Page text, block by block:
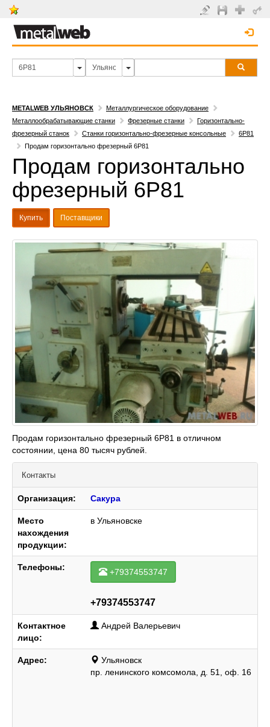
METALWEB УЛЬЯНОВСК
Металлургическое оборудование
Металлообрабатывающие станки
Фрезерные станки
Горизонтально-
фрезерный станок
Станки горизонтально-фрезерные консольные
6Р81
Продам горизонтально фрезерный 6Р81
Продам горизонтально
фрезерный 6Р81
Купить Поставщики
Продам горизонтально фрезерный 6Р81 в отличном
состоянии, цена 80 тысяч рублей.
Контакты
Организация: Сакура
Место
нахождения
продукции:
в Ульяновске
Телефоны: +79374553747
+79374553747
Контактное
лицо:
Андрей Валерьевич
Адрес:
Ульяновск
пр. ленинского комсомола, д. 51, оф. 16